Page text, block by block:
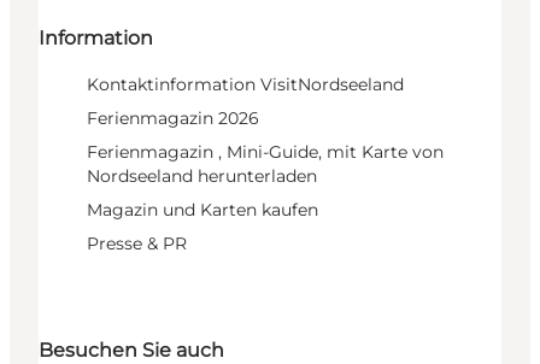
Information
Kontaktinformation VisitNordseeland
Ferienmagazin 2026
Ferienmagazin , Mini-Guide, mit Karte von
Nordseeland herunterladen
Magazin und Karten kaufen
Presse & PR
Besuchen Sie auch